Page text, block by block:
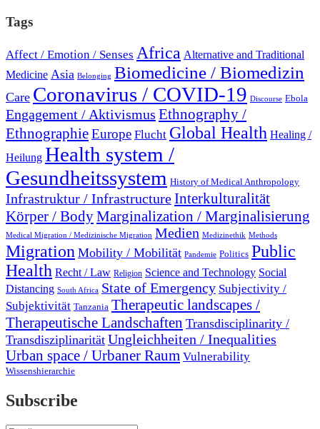
Tags
Affect / Emotion / Senses Africa Alternative and Traditional
Medicine Asia Belonging Biomedicine / Biomedizin
Care Coronavirus / COVID-19 Discourse Ebola
Engagement / Aktivismus Ethnography /
EthnographieEurope Flucht Global Health Healing /
Heilung Health system /
Gesundheitssystem History of Medical Anthropology
Infrastruktur / InfrastructureInterkulturalität
Körper / BodyMarginalization / Marginalisierung
Medical Migration / Medizinische Migration Medien Medizinethik Methods
Migration Mobility / Mobilität Pandemie Politics Public
Health Recht / Law Religion Science and Technology Social
Distancing South Africa State of Emergency Subjectivity /
Subjektivität Tanzania Therapeutic landscapes /
Therapeutische Landschaften Transdisciplinarity /
Transdisziplinarität Ungleichheiten / Inequalities
Urban space / Urbaner Raum Vulnerability
Wissenshierarchie
Subscribe